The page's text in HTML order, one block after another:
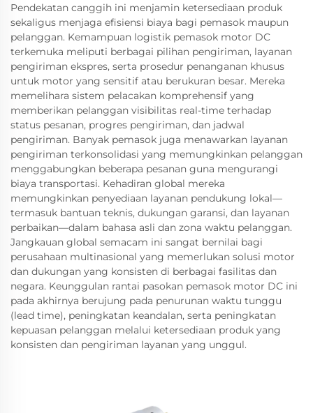
Pendekatan canggih ini menjamin ketersediaan produk
sekaligus menjaga efisiensi biaya bagi pemasok maupun
pelanggan. Kemampuan logistik pemasok motor DC
terkemuka meliputi berbagai pilihan pengiriman, layanan
pengiriman ekspres, serta prosedur penanganan khusus
untuk motor yang sensitif atau berukuran besar. Mereka
memelihara sistem pelacakan komprehensif yang
memberikan pelanggan visibilitas real-time terhadap
status pesanan, progres pengiriman, dan jadwal
pengiriman. Banyak pemasok juga menawarkan layanan
pengiriman terkonsolidasi yang memungkinkan pelanggan
menggabungkan beberapa pesanan guna mengurangi
biaya transportasi. Kehadiran global mereka
memungkinkan penyediaan layanan pendukung lokal—
termasuk bantuan teknis, dukungan garansi, dan layanan
perbaikan—dalam bahasa asli dan zona waktu pelanggan.
Jangkauan global semacam ini sangat bernilai bagi
perusahaan multinasional yang memerlukan solusi motor
dan dukungan yang konsisten di berbagai fasilitas dan
negara. Keunggulan rantai pasokan pemasok motor DC ini
pada akhirnya berujung pada penurunan waktu tunggu
(lead time), peningkatan keandalan, serta peningkatan
kepuasan pelanggan melalui ketersediaan produk yang
konsisten dan pengiriman layanan yang unggul.